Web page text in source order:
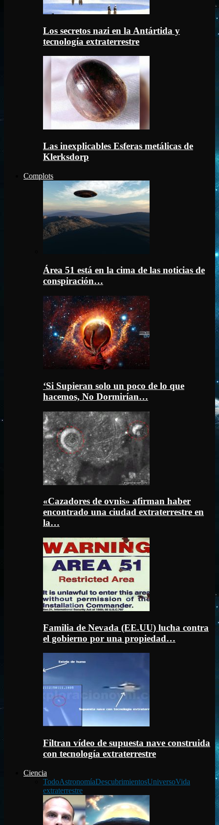
Los secretos nazi en la Antártida y
tecnología extraterrestre
Las inexplicables Esferas metálicas de
Klerksdorp
Complots
Área 51 está en la cima de las noticias de
conspiración…
‘Si Supieran solo un poco de lo que
hacemos, No Dormirían…
«Cazadores de ovnis» afirman haber
encontrado una ciudad extraterrestre en
la…
Familia de Nevada (EE.UU) lucha contra
el gobierno por una propiedad…
Filtran vídeo de supuesta nave construida
con tecnología extraterrestre
Ciencia
TodoAstronomíaDescubrimientosUniversoVida
extraterrestre